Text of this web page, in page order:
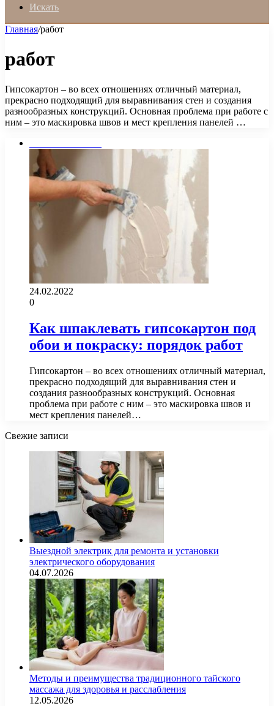
Искать
Главная/работ
работ
Гипсокартон – во всех отношениях отличный материал,
прекрасно подходящий для выравнивания стен и создания
разнообразных конструкций. Основная проблема при работе с
ним – это маскировка швов и мест крепления панелей …
24.02.2022
0
Как шпаклевать гипсокартон под
обои и покраску: порядок работ
Гипсокартон – во всех отношениях отличный материал,
прекрасно подходящий для выравнивания стен и
создания разнообразных конструкций. Основная
проблема при работе с ним – это маскировка швов и
мест крепления панелей…
Свежие записи
Выездной электрик для ремонта и установки
электрического оборудования
04.07.2026
Методы и преимущества традиционного тайского
массажа для здоровья и расслабления
12.05.2026